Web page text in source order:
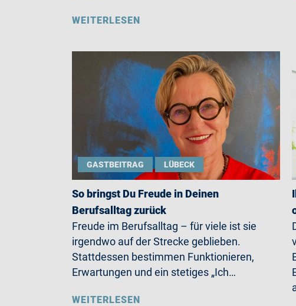
WEITERLESEN
GASTBEITRAG LÜBECK
So bringst Du Freude in Deinen
Berufsalltag zurück
Freude im Berufsalltag – für viele ist sie
irgendwo auf der Strecke geblieben.
Stattdessen bestimmen Funktionieren,
Erwartungen und ein stetiges „Ich…
WEITERLESEN